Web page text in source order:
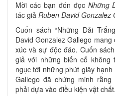
Mời các bạn đón đọc Những
tác giả Ruben David Gonzalez
Cuốn sách “Những Dải
David Gonzalez Gallego
xúc và sự độc đáo. Cuốn
giả với những biến cố
ngục tới những phút giây
Gallego đã chứng minh
phải dựa vào điều kiện vật chất.